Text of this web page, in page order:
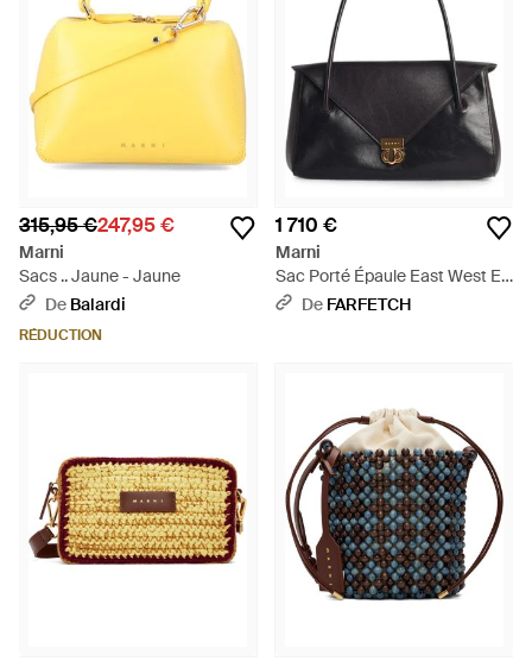
315,95 €247,95 €
Marni
Sacs .. Jaune - Jaune
De Balardi
RÉDUCTION
1 710 €
Marni
Sac Porté Épaule East West En
Cuir - Noir
De FARFETCH